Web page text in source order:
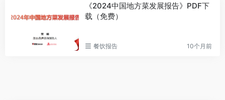
《2024中国地方菜发展报告》PDF下
载（免费）
餐饮报告 10个月前